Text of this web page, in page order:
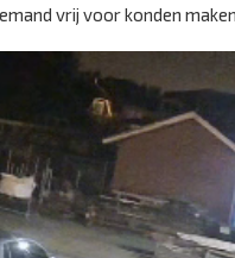
vrij voor konden